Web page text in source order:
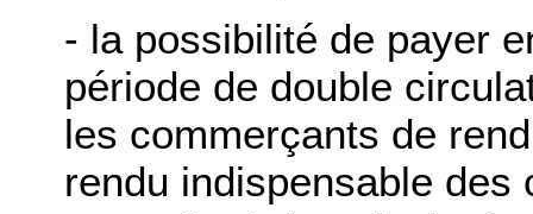
- la possibilité de payer
période de double
les commerçants de
rendu indispensable